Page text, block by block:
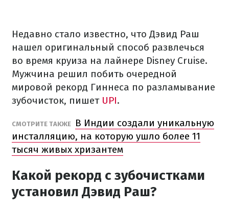
Недавно стало известно, что Дэвид Раш
нашел оригинальный способ развлечься
во время круиза на лайнере Disney Cruise.
Мужчина решил побить очередной
мировой рекорд Гиннеса по разламывание
зубочисток, пишет UPI.
СМОТРИТЕ ТАКЖЕ
В Индии создали уникальную
инсталляцию, на которую ушло более 11
тысяч живых хризантем
Какой рекорд с зубочистками
установил Дэвид Раш?